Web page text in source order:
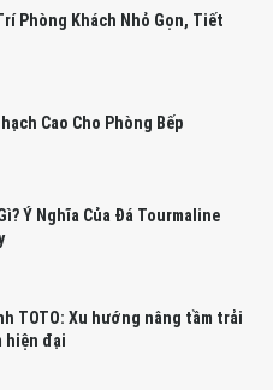
Phòng Khách Nhỏ Gọn, Tiết
Cao Cho Phòng Bếp
Ý Nghĩa Của Đá Tourmaline
TOTO: Xu hướng nâng tầm trải
hiện đại